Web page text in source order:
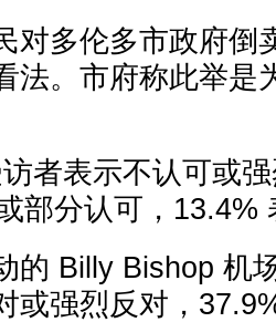
对多伦多市政府倒
法。市府称此举是
者表示不认可或
部分认可，13.4%
的 Billy Bishop 机
或强烈反对，